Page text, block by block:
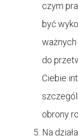
czym
być
do
Ciebie
obrony
Na